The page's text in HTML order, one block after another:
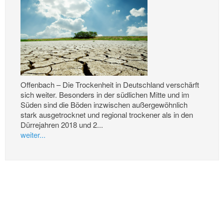
Offenbach – Die Trockenheit in Deutschland verschärft
sich weiter. Besonders in der südlichen Mitte und im
Süden sind die Böden inzwischen außergewöhnlich
stark ausgetrocknet und regional trockener als in den
Dürrejahren 2018 und 2...
weiter...